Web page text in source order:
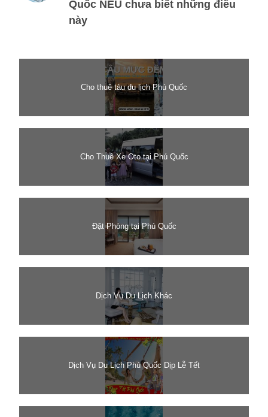
Quốc NẾU chưa biết những điều
này
Cho thuê tàu du lịch Phú Quốc
Cho Thuê Xe Oto tại Phú Quốc
Đặt Phòng tại Phú Quốc
Dịch Vụ Du Lịch Khác
Dịch Vụ Du Lịch Phú Quốc Dịp Lễ Tết